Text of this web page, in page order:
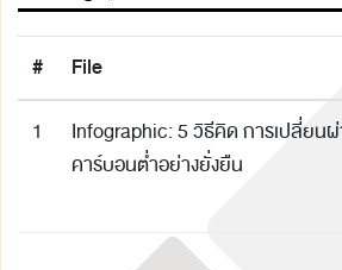
# File
1
Infographic: 5 วิธีคิด การเปลี่ยน
คาร์บอนต่ำอย่างยั่งยืน